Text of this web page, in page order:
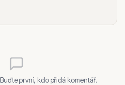
první, kdo přidá komentář.